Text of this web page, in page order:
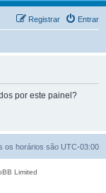
Entrar
Registrar
por este painel?
os horários são UTC-03:00
Limited